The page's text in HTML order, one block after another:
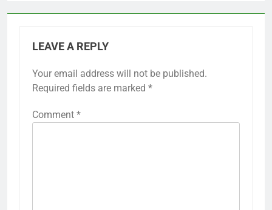
LEAVE A REPLY
Your email address will not be published.
Required fields are marked *
Comment *